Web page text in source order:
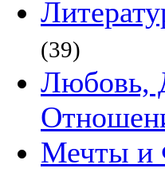
(39)
Любовь,
Мечты и